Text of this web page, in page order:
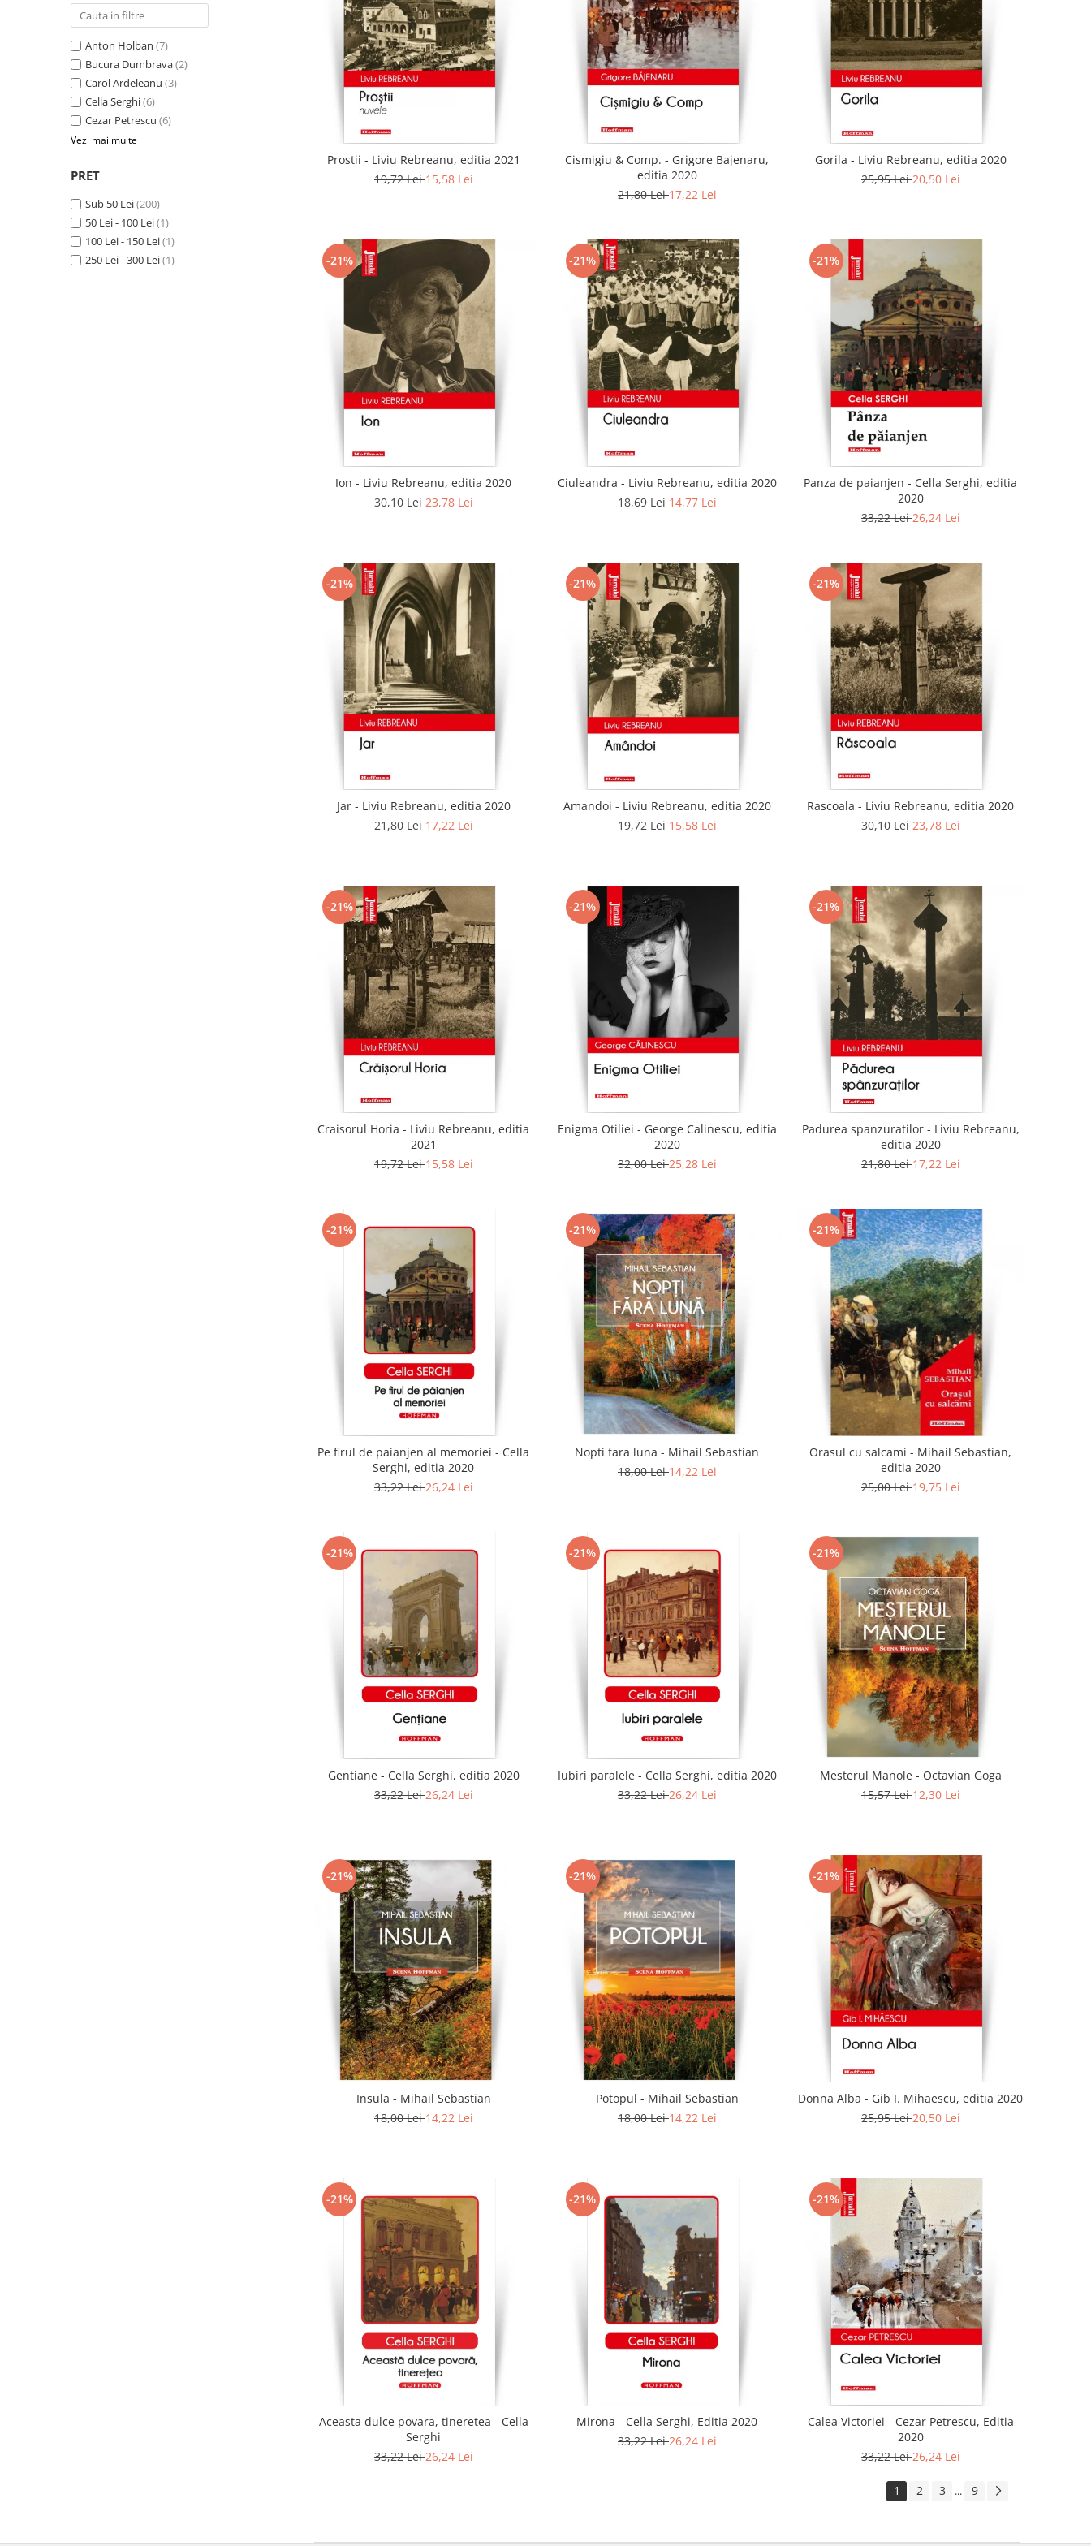
Contemporana
Publicistica / Reportaje / Interviuri
Stiinte umaniste
Anton Holban (7)
Bucura Dumbrava(2)
Carol Ardeleanu (3)
Cella Serghi(6)
Cezar Petrescu (6)
Vezi mai multe
PRET
Sub 50 Lei(200)
50 Lei - 100 Lei(1)
100 Lei - 150 Lei(1)
250 Lei - 300 Lei(1)
Prostii - Liviu Rebreanu, editia 2021
19,72 Lei15,58 Lei
Cismigiu & Comp. - Grigore Bajenaru,
editia 2020
21,80 Lei17,22 Lei
Gorila - Liviu Rebreanu, editia 2020
25,95 Lei20,50 Lei
-21%
Ion - Liviu Rebreanu, editia 2020
30,10 Lei23,78 Lei
-21%
Ciuleandra - Liviu Rebreanu, editia 2020
18,69 Lei14,77 Lei
-21%
Panza de paianjen - Cella Serghi, editia
2020
33,22 Lei26,24 Lei
-21%
Jar - Liviu Rebreanu, editia 2020
21,80 Lei17,22 Lei
-21%
Amandoi - Liviu Rebreanu, editia 2020
19,72 Lei15,58 Lei
-21%
Rascoala - Liviu Rebreanu, editia 2020
30,10 Lei23,78 Lei
-21%
Craisorul Horia - Liviu Rebreanu, editia
2021
19,72 Lei15,58 Lei
-21%
Enigma Otiliei - George Calinescu, editia
2020
32,00 Lei25,28 Lei
-21%
Padurea spanzuratilor - Liviu Rebreanu,
editia 2020
21,80 Lei17,22 Lei
-21%
Pe firul de paianjen al memoriei - Cella
Serghi, editia 2020
33,22 Lei26,24 Lei
-21%
Nopti fara luna - Mihail Sebastian
18,00 Lei14,22 Lei
-21%
Orasul cu salcami - Mihail Sebastian,
editia 2020
25,00 Lei19,75 Lei
-21%
Gentiane - Cella Serghi, editia 2020
33,22 Lei26,24 Lei
-21%
Iubiri paralele - Cella Serghi, editia 2020
33,22 Lei26,24 Lei
-21%
Mesterul Manole - Octavian Goga
15,57 Lei12,30 Lei
-21%
Insula - Mihail Sebastian
18,00 Lei14,22 Lei
-21%
Potopul - Mihail Sebastian
18,00 Lei14,22 Lei
-21%
Donna Alba - Gib I. Mihaescu, editia 2020
25,95 Lei20,50 Lei
-21%
Aceasta dulce povara, tineretea - Cella
Serghi
33,22 Lei26,24 Lei
-21%
Mirona - Cella Serghi, Editia 2020
33,22 Lei26,24 Lei
-21%
Calea Victoriei - Cezar Petrescu, Editia
2020
33,22 Lei26,24 Lei
1 2 3 ... 9